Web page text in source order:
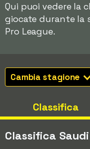
Qui puoi vedere la
giocate durante la
Pro League.
Cambia stagione
Classifica
Classifica